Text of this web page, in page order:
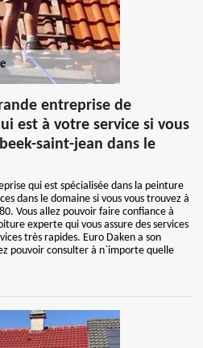
entreprise de
est à votre service si vous
saint-jean dans le
qui est spécialisée dans la peinture
dans le domaine si vous vous trouvez à
Vous allez pouvoir faire confiance à
experte qui vous assure des services
très rapides. Euro Daken a son
pouvoir consulter à n`importe quelle